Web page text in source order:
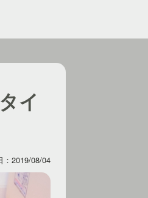
イ
：2019/08/04